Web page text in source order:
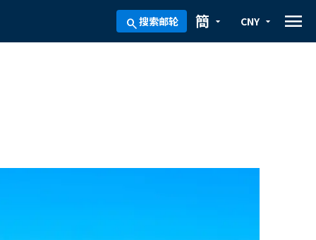
search搜索邮轮 arrow_drop_down
簡 arrow_drop_down
CNY menu